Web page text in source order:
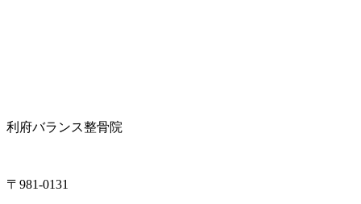
利府バランス整骨院
〒981-0131